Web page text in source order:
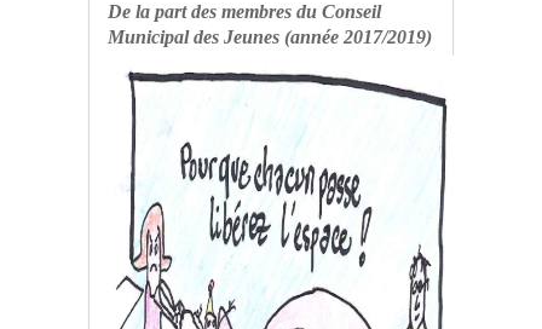
De la part des membres du Conseil
Municipal des Jeunes (année 2017/2019)